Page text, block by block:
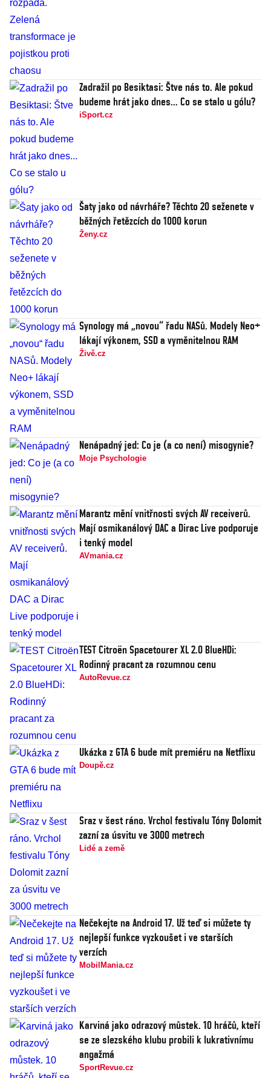
Zadražil po Besiktasi: Štve nás to. Ale pokud
budeme hrát jako dnes... Co se stalo u gólu?
iSport.cz
Šaty jako od návrháře? Těchto 20 seženete v
běžných řetězcích do 1000 korun
Ženy.cz
Synology má „novou“ řadu NASů. Modely Neo+
lákají výkonem, SSD a vyměnitelnou RAM
Živě.cz
Nenápadný jed: Co je (a co není) misogynie?
Moje Psychologie
Marantz mění vnitřnosti svých AV receiverů.
Mají osmikanálový DAC a Dirac Live podporuje
i tenký model
AVmania.cz
TEST Citroën Spacetourer XL 2.0 BlueHDi:
Rodinný pracant za rozumnou cenu
AutoRevue.cz
Ukázka z GTA 6 bude mít premiéru na Netflixu
Doupě.cz
Sraz v šest ráno. Vrchol festivalu Tóny Dolomit
zazní za úsvitu ve 3000 metrech
Lidé a země
Nečekejte na Android 17. Už teď si můžete ty
nejlepší funkce vyzkoušet i ve starších
verzích
MobilMania.cz
Karviná jako odrazový můstek. 10 hráčů, kteří
se ze slezského klubu probili k lukrativnímu
angažmá
SportRevue.cz